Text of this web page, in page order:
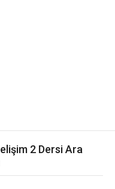
2 Dersi Ara